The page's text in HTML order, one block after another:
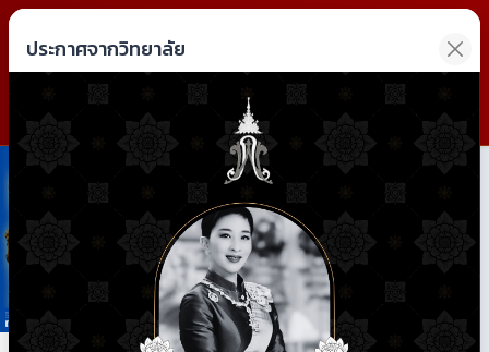
วิทยาลัยการอาชีพฝาง
Fang Industrial and Community Education College
Next
ประกาศจากวิทยาลัย